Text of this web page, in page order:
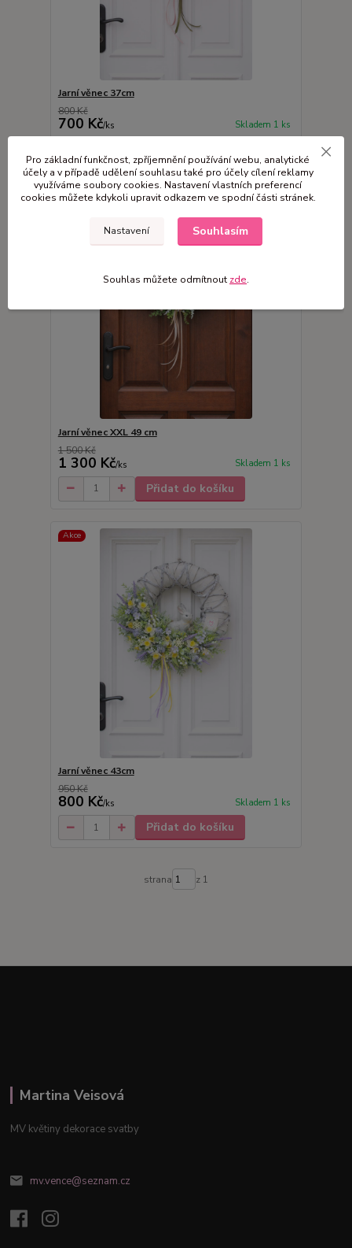
Jarní věnec 37cm
800 Kč
700 Kč/ks Skladem 1 ks
Akce
Jarní věnec XXL 49 cm
1 500 Kč
1 300 Kč/ks Skladem 1 ks
Přidat do košíku
Akce
Jarní věnec 43cm
950 Kč
800 Kč/ks Skladem 1 ks
Přidat do košíku
strana z 1
Martina Veisová
MV květiny dekorace svatby
mv.vence@seznam.cz
Pro základní funkčnost, zpříjemnění používání webu, analytické
účely a v případě udělení souhlasu také pro účely cílení reklamy
využíváme soubory cookies. Nastavení vlastních preferencí
cookies můžete kdykoli upravit odkazem ve spodní části stránek.
Nastavení Souhlasím
Souhlas můžete odmítnout zde.